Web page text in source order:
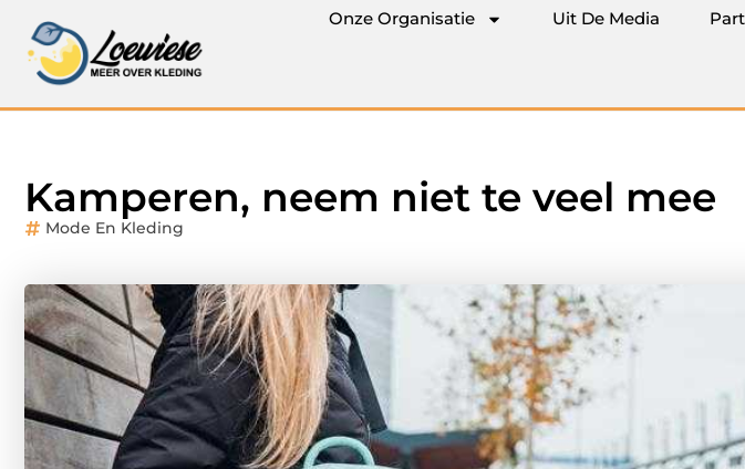
Onze Organisatie Uit De Media
Kamperen, neem niet te veel mee
Mode En Kleding